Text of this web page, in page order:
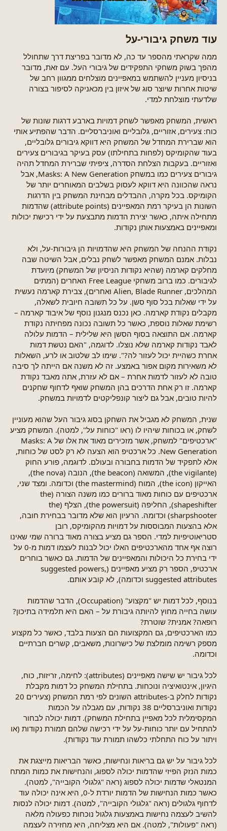
עוד משחק גיבורי-על​
ממה שקראתי מהספר עד כה, לא מדובר בפריצת דרך שתחולל
מהפך בשוק משחקי התפקידים של גיבורי העל. עם זאת, מדובר
בניסיון מעניין להשתמש במאפיינים מוצלחים ממגוון רחב של
שיטות אחרות שיוצר סוג של איזון בין מכאניקה לסיפור בצורה
שלדעתי מוצלחת למדי.
ראשית, המשחק מאפשר לשחק דמויות בארבע דרגות שונות של
כוח: צעירים, אזוריים, גלובליים ואוניברסליים. הדבר שהפתיע אותי
הוא שברירת המחדל של המשחק היא דווקא גיבורים גלובליים,
בעוד שהקומיקס (לפחות בתחילתו) עסק בעיקר בגיבורים צעירים
ואזוריים. בעקבות הצלחת הסדרה, ציפיתי שברירת המחדל תהיה
גיבורים צעירים כמו במשחק Masks: A New Generation, אבל
נראה שהכוונה היא דווקא לעסוק בשלבים המאוחרים יותר של
הקומיקס. בכל מקרה, ההבדלים מבחינת המשחק בין הדרגות
השונות הן בעיקר רמת המאפיינים (attribute points) שהדמות
מתחילה איתה, כאשר יצירת הדמות מתבצעת על ידי רכישת יכולות
ומאפיינים באמצעות אותן נקודות.
נקודת ההנחה של המשחק היא שהדמויות הן גיבורות-על, ולא
נבלות. אמנם המשחק מאפשר לשחק נבלים, אבל השיטה שבה
מחלקים קארמה (שהיא נקודות הניסיון של המשחק) מיועדת
לגיבורים. כמו ברוב משחקי Free League האחרים (המתים
המהלכים, Alien, Blade Runner ואחרים), צבירת קארמה נעשית
על ידי שאלות בכל סוף סשן. על כל תשובה חיובית לשאלה,
מקבלים נקודת קארמה. כאן נכנס מנגנון נוסף של איבוד קארמה –
רשימת שאלות נוספת, כאשר כל תשובה נכונה מפחיתה נקודת
קארמה. אם התוצאה בסוף הסשן היא שלילית – הדמות עלולה
לאבד נקודות קארמה שלא נוצלו. לדוגמה, "האם נטשת דמות
אחרת כשהיית יכול לעזור לה?". שימו לב שלטוב או לרע, השאלות
לא משאירות מקום אפור באמצע. זה לא משנה אם הייתה לך סיבה
טובה לא לעזור לדמות אחרת – אם לא עזרת, אתה מאבד נקודת
קארמה. זו רק אחת הדרכים בהן המשחק שואף לדחוף שחקנים
להיות טובים, אבל גם ליצור קונפליקטים לדמויות במשחק.
שנית, המשחק לא מגביל את השחקן בסוג גיבור העל שהוא מעוניין
לשחק, או בכוחות שיהיו לו (ראו "כוחות על", למטה). המשחק מציע
"ארכטיפים" למשחק, אשר מזכירים מאוד את אלו של Masks: A
New Generation. כל ארכטיפ הוא הצעה לא רק לסט של כוחות,
אלא לתפקיד של הדמות בחבורה ובעולם. לדוגמה, פורע החוק
(the vigilante), המשואה (the beacon), הנובה (the nova),
האייקון (the icon), המוח (the mastermind) וכדומה. ומצד שני,
ארכטיפים עם כוחות מאוד ברורים כמו משנה הצורה (the
shapeshifter), החליפה (the powersuit), הצלף (the
sharpshooter) וכדומה. הרעיון הוא שלא מדובר בבחירת חובה,
אלא בהצעות המבוססות על דמויות מהקומיקס, רובן
סטריאוטיפיות למדי. הספר גם מציע בצורה מאוד ברורה שמי שאינו
רוצה אף אחד מהארכטיפים האלו יכול לבנות לעצמו דמות מ-0 על
ידי בחירת כל היכולות והמאפיינים של הדמות. גם כאשר בוחרים
ארכטיפ, הספר רק מציע מאפיינים (suggested powers,
suggested attributes וכדומה), לא קובע אותם.
בנוסף, לכל דמות יש "מקצוע" (Occupation), הדבר שהדמות
עושה בחייה מחוץ להיותה גיבורת על – האם היא תלמידה בתיכון?
רופאה? אמנית? שוטרת?
כמו הארכטיפים, גם המקצועות הם הצעות בלבד, כאשר כל מקצוע
מספק רשימה מומלצת של כישרונות, משאבים, קשרים חברתיים
וכדומה.
לכל גיבור יש שישה מאפיינים (attributes): לחימה, זריזות, כוח,
היגיון, אינטואיציה ונוכחות. בתחילת המשחק כל דמות מקבלת
נקודות לחלק ב-attributes השונים לפי רמת המשחק (צעירים 20
נקודות ואוניברסליים 38 נקודות, עם מגבלה על הכמות
המקסימלית לכל מאפיין בתחילת המשחק). דמות יכולה לבחור
להתחיל עם יותר כוחות-על על ידי רכישה שלהם תמורת נקודות (או
ויתור על כוח התחלתי כלשהו תמורת עוד נקודות).
לכל גיבור על יש גם בריאות ונחישות, כאשר הבריאות מייצגת את
כמות הנזק הפיזי שהדמות יכולה לספוג, והנחישות את כמות המתח
המנטאלי שדמות יכולה לספוג (ראה "גלגולי הקובייה", למטה).
כאשר כמות הנחישות של הדמות יורדת ל-0, היא אינה יכולה עוד
לדחוף גלגולים (ראה "גלגולי הקובייה", למטה). דמות יכולה לנסות
להשיב לעצמה נחישות באמצעות גלגול נוכחות כפעולה מלאה
(ראה "פעולות", למטה). אם היא מצליחה, היא מחזירה לעצמה